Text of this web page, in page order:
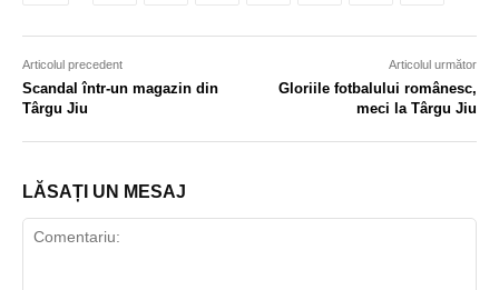
Articolul precedent
Scandal într-un magazin din
Târgu Jiu
Articolul următor
Gloriile fotbalului românesc,
meci la Târgu Jiu
LĂSAȚI UN MESAJ